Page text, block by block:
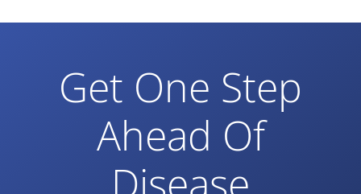
Get One Step
Ahead Of